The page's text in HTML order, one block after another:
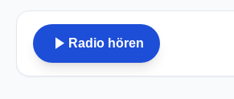
play_arrow Radio hören